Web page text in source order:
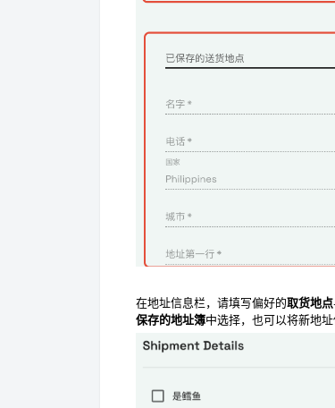
在地址信息栏，请填写偏好的取货地点
保存的地址簿中选择，也可以将新地